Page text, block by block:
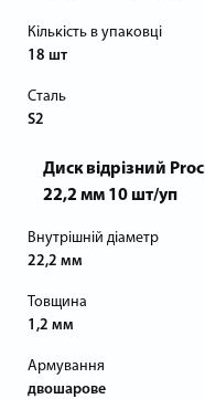
Кількість в упаковці
18 шт
Сталь
S2
Диск відрізний
22,2 мм 10 шт/уп
Внутрішній діаметр
22,2 мм
Товщина
1,2 мм
Армування
двошарове